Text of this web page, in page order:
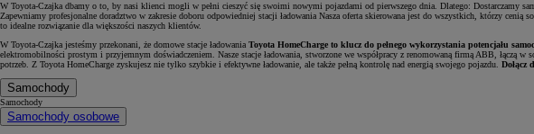
W Toyota-Czajka dbamy o to, by nasi klienci mogli w pełni cieszyć się swoimi nowymi pojazdami od pierwszego dnia. Dlatego: Dostarczamy
Zapewniamy profesjonalne doradztwo w zakresie doboru odpowiedniej stacji ładowania Nasza oferta skierowana jest do wszystkich, którzy
to idealne rozwiązanie dla większości naszych klientów.
W Toyota-Czajka jesteśmy przekonani, że domowe stacje ładowania Toyota HomeCharge to klucz do pełnego wykorzystania potencjału
elektromobilności prostym i przyjemnym doświadczeniem. Nasze stacje ładowania, stworzone we współpracy z renomowaną firmą ABB, łączą w
potrzeb. Z Toyota HomeCharge zyskujesz nie tylko szybkie i efektywne ładowanie, ale także pełną kontrolę nad energią swojego pojazdu. Dołącz
Samochody
Samochody
Samochody osobowe